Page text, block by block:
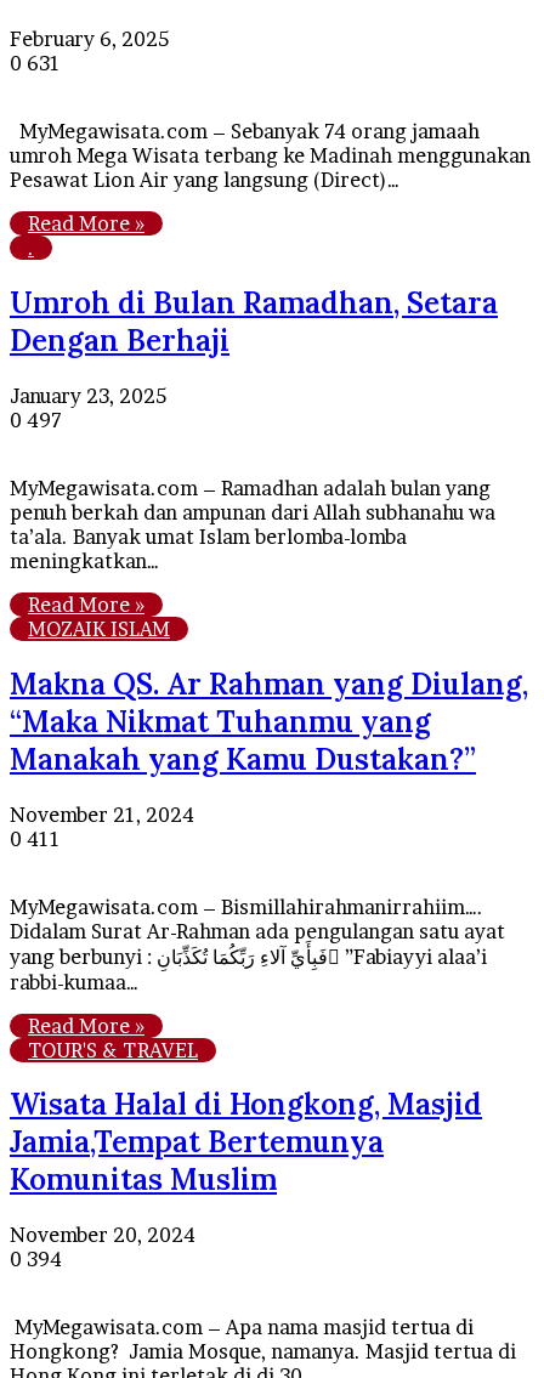
February 6, 2025
0 631
MyMegawisata.com – Sebanyak 74 orang jamaah
umroh Mega Wisata terbang ke Madinah menggunakan
Pesawat Lion Air yang langsung (Direct)…
Read More »
.
Umroh di Bulan Ramadhan, Setara
Dengan Berhaji
January 23, 2025
0 497
MyMegawisata.com – Ramadhan adalah bulan yang
penuh berkah dan ampunan dari Allah subhanahu wa
ta’ala. Banyak umat Islam berlomba-lomba
meningkatkan…
Read More »
MOZAIK ISLAM
Makna QS. Ar Rahman yang Diulang,
“Maka Nikmat Tuhanmu yang
Manakah yang Kamu Dustakan?”
November 21, 2024
0 411
MyMegawisata.com – Bismillahirahmanirrahiim….
Didalam Surat Ar-Rahman ada pengulangan satu ayat
yang berbunyi : فَبِأَيِّ آلاءِ رَبِّكُمَا تُكَذِّبَانِ ِ”Fabiayyi alaa’i
rabbi-kumaa…
Read More »
TOUR'S & TRAVEL
Wisata Halal di Hongkong, Masjid
Jamia,Tempat Bertemunya
Komunitas Muslim
November 20, 2024
0 394
MyMegawisata.com – Apa nama masjid tertua di
Hongkong? Jamia Mosque, namanya. Masjid tertua di